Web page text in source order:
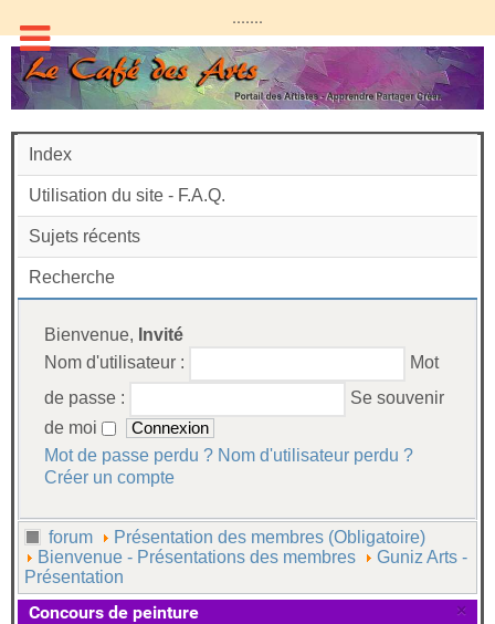
.......
Index
Utilisation du site - F.A.Q.
Sujets récents
Recherche
Bienvenue, Invité
Nom d'utilisateur :
Mot
de passe :
Se souvenir
de moi
Mot de passe perdu ? Nom d'utilisateur perdu ?
Créer un compte
forum
Présentation des membres (Obligatoire)
Bienvenue - Présentations des membres
Guniz Arts -
Présentation
×
Concours de peinture